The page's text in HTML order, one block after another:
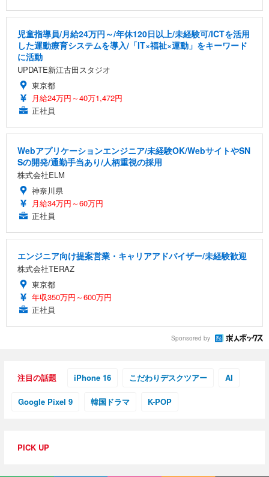
児童指導員/月給24万円～/年休120日以上/未経験可/ICTを活用
した運動療育システムを導入/「IT×福祉×運動」をキーワード
に活動
UPDATE新江古田スタジオ
東京都
月給24万円～40万1,472円
正社員
Webアプリケーションエンジニア/未経験OK/WebサイトやSN
Sの開発/通勤手当あり/人柄重視の採用
株式会社ELM
神奈川県
月給34万円～60万円
正社員
エンジニア向け提案営業・キャリアアドバイザー/未経験歓迎
株式会社TERAZ
東京都
年収350万円～600万円
正社員
Sponsored by
注目の話題 iPhone 16 こだわりデスクツアー AI
Google Pixel 9 韓国ドラマ K-POP
PICK UP